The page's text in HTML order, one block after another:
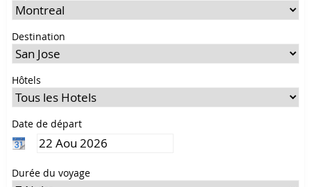
Destination
Hôtels
Date de départ
Durée du voyage